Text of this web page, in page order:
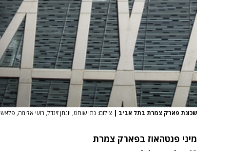
שכונת פארק צמרת בתל אביב | צילום: נתי שוחט, יונתן זינדל, רועי אלימה, פלאש 90
מיני פנטהאוז בפארק צמרת